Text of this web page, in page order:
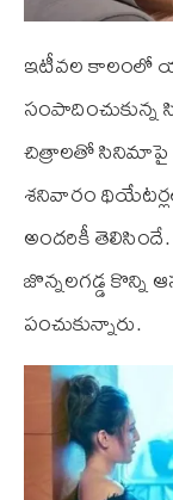
ఇటీవల కాలంలో
సంపాదించుకున్న
చిత్రాలతో సినిమాపై
శనివారం
అందరికీ
జొన్నలగడ్డ కొన్ని
పంచుకున్నారు.